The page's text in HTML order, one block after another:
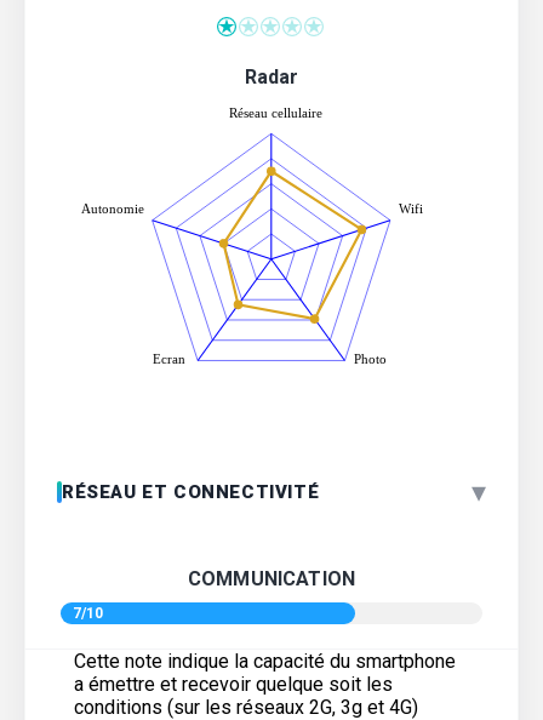
Radar
RÉSEAU ET CONNECTIVITÉ ▾
COMMUNICATION
7/10
Cette note indique la capacité du smartphone
a émettre et recevoir quelque soit les
conditions (sur les réseaux 2G, 3g et 4G)